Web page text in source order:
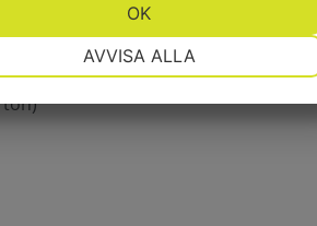
ton)
AVVISA ALLA
OK